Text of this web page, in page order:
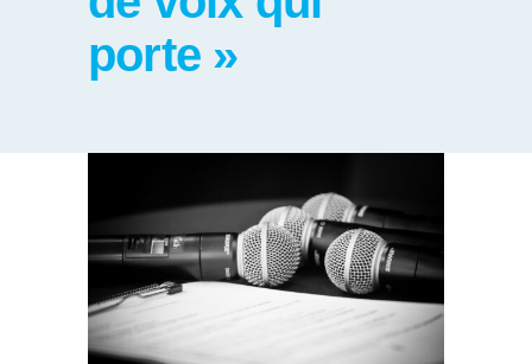
porte »